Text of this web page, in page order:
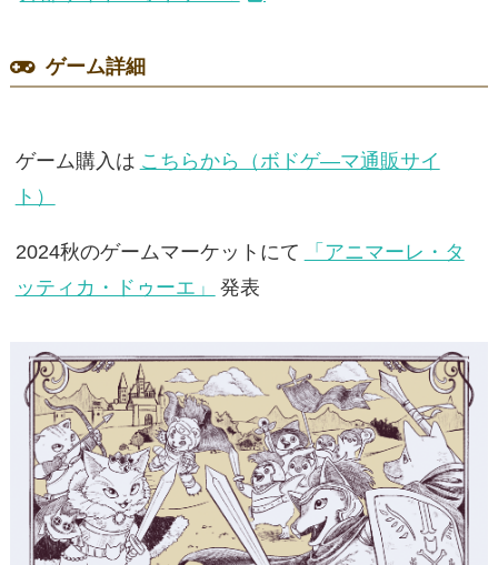
ゲーム詳細
ゲーム購入は こちらから（ボドゲ―マ通販サイ
ト）
2024秋のゲームマーケットにて
「アニマーレ・タ
ッティカ・ドゥーエ」
発表